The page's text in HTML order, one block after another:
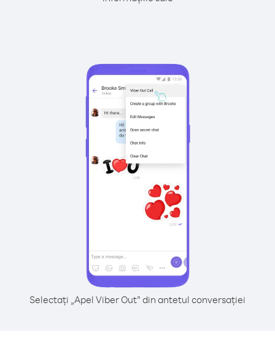
Selectați „Apel Viber Out” din antetul conversației